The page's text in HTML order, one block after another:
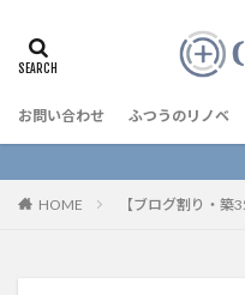
お問い合わせ ふつうのリノベ
HOME 【ブログ割り・